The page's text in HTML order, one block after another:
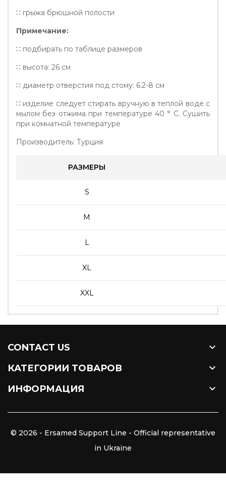
∷ грыжа брюшной полости
Примечание:
∷ подбирать по таблице размеров
∷ высота: 26 см
∷ диаметр отверстия под стому: 6.2-8 см
∷ изделие следует стирать вручную в теплой воде с
мылом без отжима при температуре 40 ° C. Сушить
при комнатной температуре
Производитель: Турция
РАЗМЕРЫ
S
M
L
XL
XXL
CONTACT US 
КАТЕГОРИИ ТОВАРОВ 
ИНФОРМАЦИЯ 
© 2026 - Ersamed Support Line - Official representative
in Ukraine